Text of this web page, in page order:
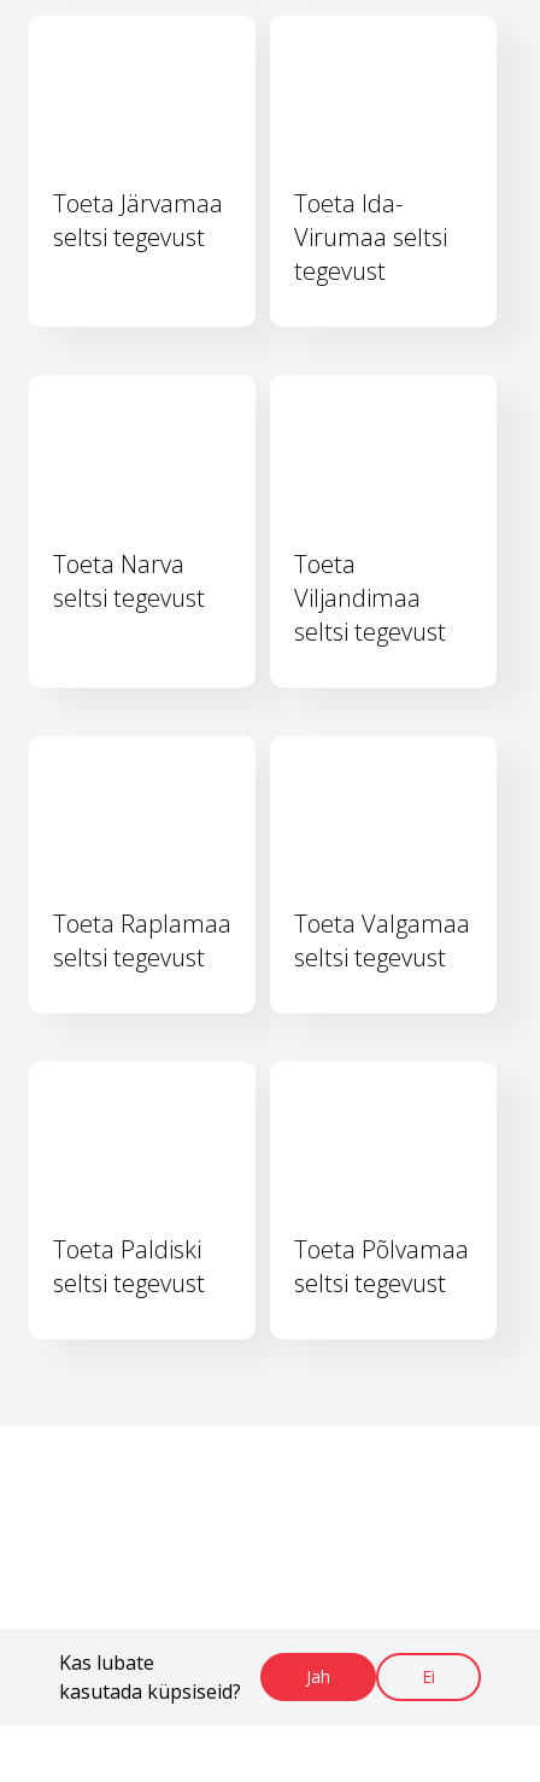
Kas lubate
kasutada küpsiseid?
Jah Ei
Toeta Järvamaa
seltsi tegevust
Toeta Ida-
Virumaa seltsi
tegevust
Toeta Narva
seltsi tegevust
Toeta
Viljandimaa
seltsi tegevust
Toeta Raplamaa
seltsi tegevust
Toeta Valgamaa
seltsi tegevust
Toeta Paldiski
seltsi tegevust
Toeta Põlvamaa
seltsi tegevust